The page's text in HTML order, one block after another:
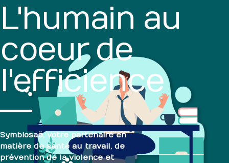
L'humain au
coeur de
l'efficience
Symbiosaë, votre partenaire en
matière de santé au travail, de
prévention de la violence et